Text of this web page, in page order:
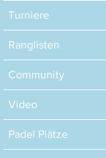
Turniere
Ranglisten
Community
Video
Padel Plätze